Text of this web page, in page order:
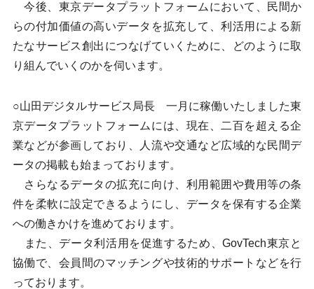
今後、東京データプラットフォームにおいて、民間か
らの付加価値の高いデータを拡充して、利活用による新
たなサービス創出につなげていくために、どのように取
り組んでいくのかを伺います。
○山田デジタルサービス局長 一月に稼働いたしました東
京データプラットフォームには、現在、二百を超える企
業などが参画しており、人流や交通など広域的な民間デ
ータの掲載も始まっております。
さらなるデータの拡充に向け、利用範囲や費用等の条
件を柔軟に設定できるようにし、データを保有する企業
への働きかけを進めております。
また、データ利活用を促進するため、GovTech東京と
協働で、会員間のマッチングや技術的サポートなどを行
っております。